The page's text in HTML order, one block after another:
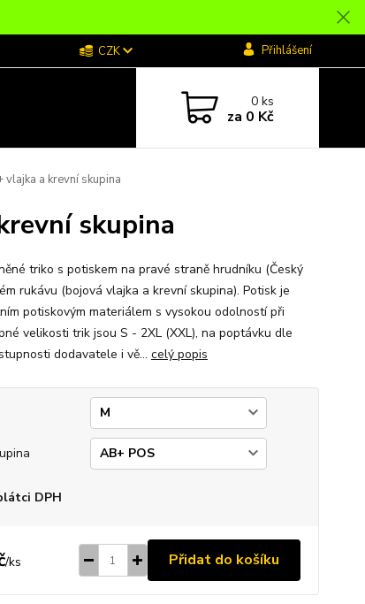
CZK Přihlášení
0ks
za 0 Kč
vlajka a krevní skupina
skupina
triko s potiskem na pravé straně hrudníku (Český
rukávu (bojová vlajka a krevní skupina). Potisk je
potiskovým materiálem s vysokou odolností při
velikosti trik jsou S - 2XL (XXL), na poptávku dle
dodavatele i vě... celý popis
DPH
/ks Přidat do košíku